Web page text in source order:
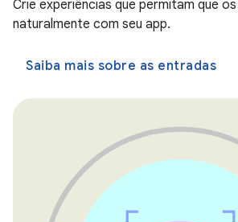
Crie experiências que permitam que
naturalmente com seu app.
Saiba mais sobre as entradas